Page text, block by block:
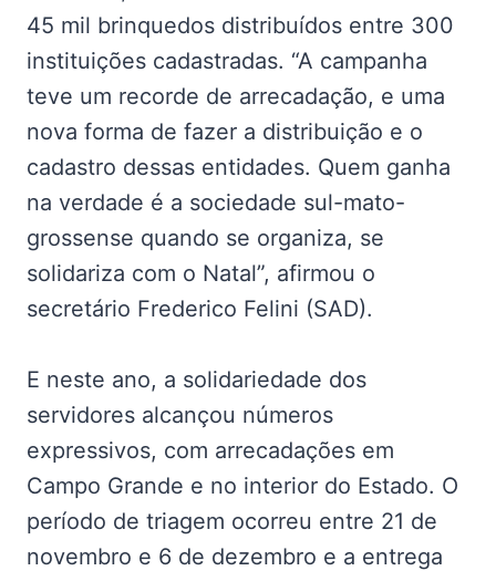
45 mil brinquedos distribuídos entre 300
instituições cadastradas. “A campanha
teve um recorde de arrecadação, e uma
nova forma de fazer a distribuição e o
cadastro dessas entidades. Quem ganha
na verdade é a sociedade sul-mato-
grossense quando se organiza, se
solidariza com o Natal”, afirmou o
secretário Frederico Felini (SAD).
E neste ano, a solidariedade dos
servidores alcançou números
expressivos, com arrecadações em
Campo Grande e no interior do Estado. O
período de triagem ocorreu entre 21 de
novembro e 6 de dezembro e a entrega